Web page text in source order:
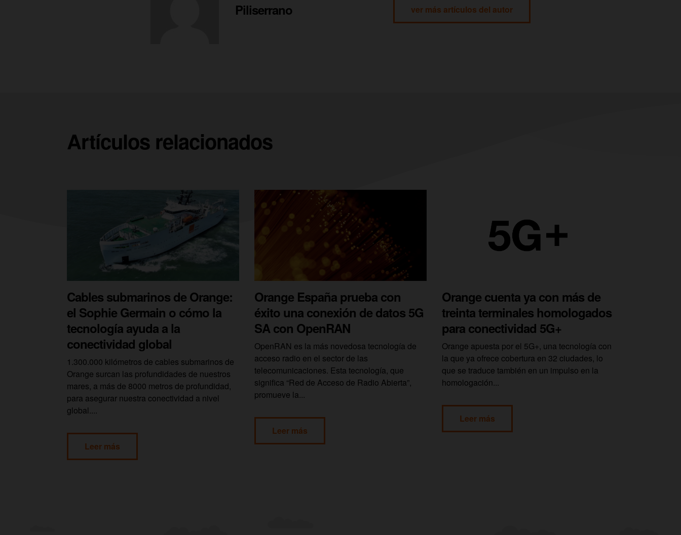
Piliserrano ver más artículos del autor
Artículos relacionados
Cables submarinos de Orange:
el Sophie Germain o cómo la
tecnología ayuda a la
conectividad global
1.300.000 kilómetros de cables submarinos de
Orange surcan las profundidades de nuestros
mares, a más de 8000 metros de profundidad,
para asegurar nuestra conectividad a nivel
global....
Leer más
Orange España prueba con
éxito una conexión de datos 5G
SA con OpenRAN
OpenRAN es la más novedosa tecnología de
acceso radio en el sector de las
telecomunicaciones. Esta tecnología, que
significa “Red de Acceso de Radio Abierta”,
promueve la...
Leer más
Orange cuenta ya con más de
treinta terminales homologados
para conectividad 5G+
Orange apuesta por el 5G+, una tecnología con
la que ya ofrece cobertura en 32 ciudades, lo
que se traduce también en un impulso en la
homologación...
Leer más